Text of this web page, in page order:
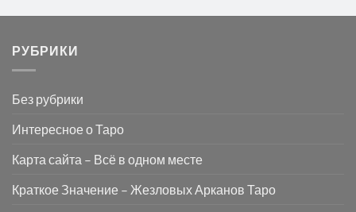
РУБРИКИ
Без рубрики
Интересное о Таро
Карта сайта – Всё в одном месте
Краткое Значение – Жезловых Арканов Таро